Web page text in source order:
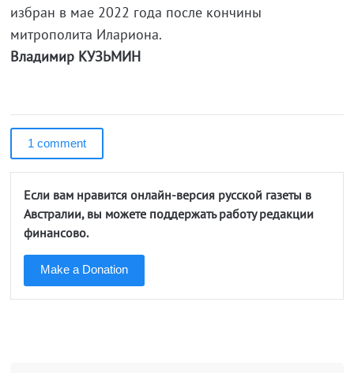
избран в мае 2022 года после кончины
митрополита Илариона.
Владимир КУЗЬМИН
1 comment
Если вам нравится онлайн-версия русской газеты в
Австралии, вы можете поддержать работу редакции
финансово.
Make a Donation